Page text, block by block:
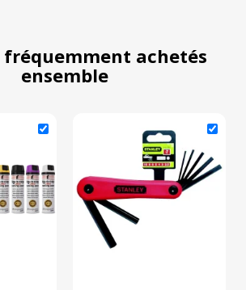
fréquemment achetés
ensemble